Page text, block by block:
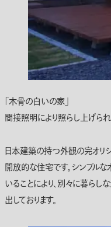
「木骨の白いの家」
間接照明により照らし上げら
日本建築の持つ外観の完オリ
開放的な住宅です。シンプル
いることにより、別々に暮らし
出しております。